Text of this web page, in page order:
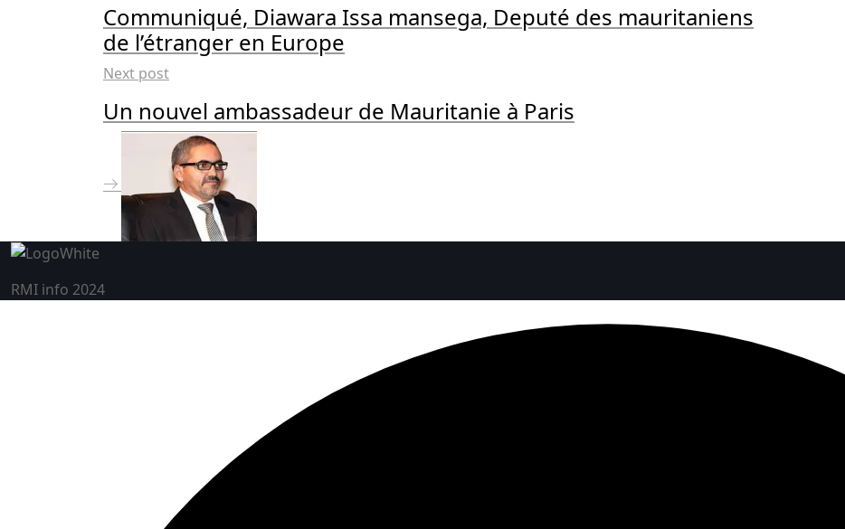
Communiqué, Diawara Issa mansega, Deputé des mauritaniens
de l’étranger en Europe
Next post
Un nouvel ambassadeur de Mauritanie à Paris
RMI info 2024